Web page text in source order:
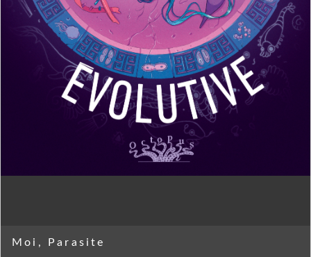
Moi, Parasite